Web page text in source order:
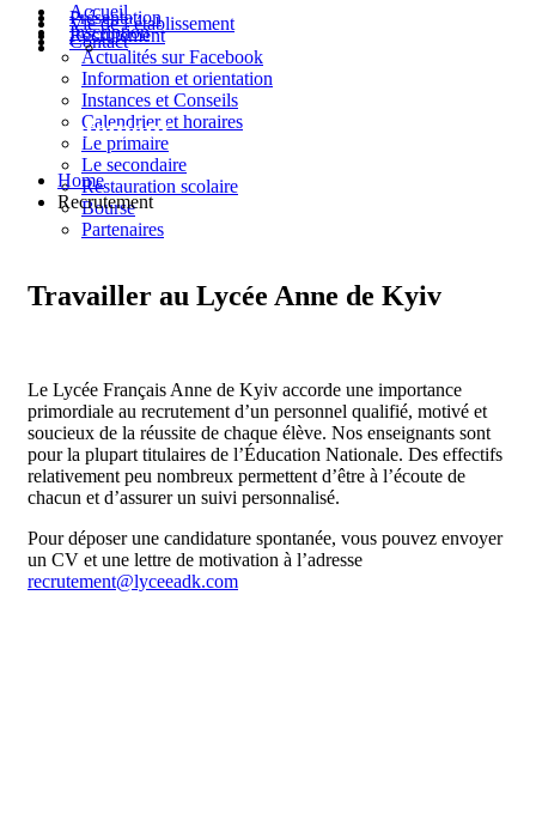
Accueil
Présentation
Vie de l’établissement
Actualités sur Facebook
Information et orientation
Instances et Conseils
Calendrier et horaires
Le primaire
Le secondaire
Restauration scolaire
Bourse
Partenaires
Inscription
Recrutement
Contact
Recrutement
Home
Recrutement
Travailler au Lycée Anne de Kyiv
Le Lycée Français Anne de Kyiv accorde une importance
primordiale au recrutement d’un personnel qualifié, motivé et
soucieux de la réussite de chaque élève. Nos enseignants sont
pour la plupart titulaires de l’Éducation Nationale. Des effectifs
relativement peu nombreux permettent d’être à l’écoute de
chacun et d’assurer un suivi personnalisé.
Pour déposer une candidature spontanée, vous pouvez envoyer
un CV et une lettre de motivation à l’adresse
recrutement@lyceeadk.com